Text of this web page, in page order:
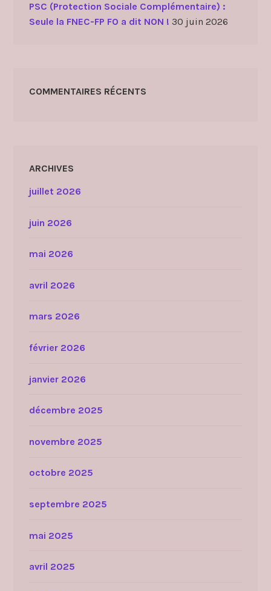
PSC (Protection Sociale Complémentaire) :
Seule la FNEC-FP FO a dit NON ! 30 juin 2026
COMMENTAIRES RÉCENTS
ARCHIVES
juillet 2026
juin 2026
mai 2026
avril 2026
mars 2026
février 2026
janvier 2026
décembre 2025
novembre 2025
octobre 2025
septembre 2025
mai 2025
avril 2025